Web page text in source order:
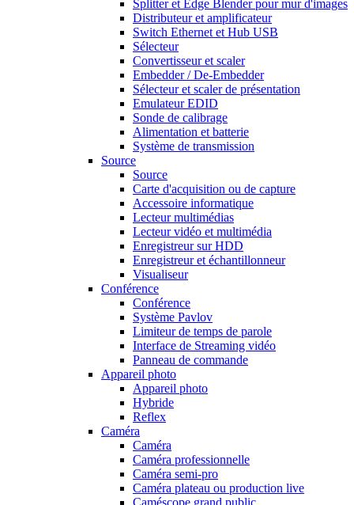
Splitter et Edge Blender pour mur d'images
Distributeur et amplificateur
Switch Ethernet et Hub USB
Sélecteur
Convertisseur et scaler
Embedder / De-Embedder
Sélecteur et scaler de présentation
Emulateur EDID
Sonde de calibrage
Alimentation et batterie
Système de transmission
Source
Source
Carte d'acquisition ou de capture
Accessoire informatique
Lecteur multimédias
Lecteur vidéo et multimédia
Enregistreur sur HDD
Enregistreur et échantillonneur
Visualiseur
Conférence
Conférence
Système Pavlov
Limiteur de temps de parole
Interface de Streaming vidéo
Panneau de commande
Appareil photo
Appareil photo
Hybride
Reflex
Caméra
Caméra
Caméra professionnelle
Caméra semi-pro
Caméra plateau ou production live
Caméscope grand public